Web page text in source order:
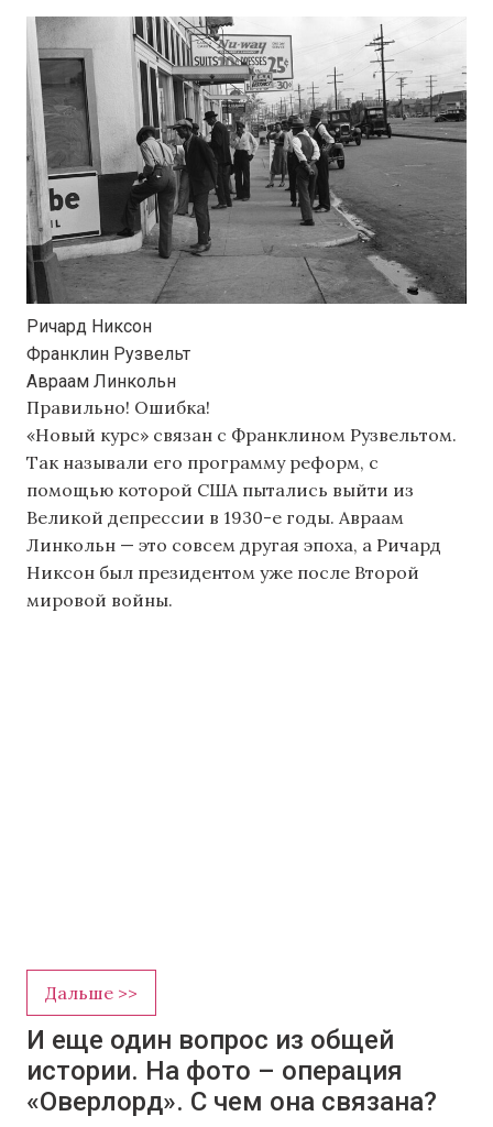
Ричард Никсон
Франклин Рузвельт
Авраам Линкольн
Правильно! Ошибка!
«Новый курс» связан с Франклином Рузвельтом.
Так называли его программу реформ, с
помощью которой США пытались выйти из
Великой депрессии в 1930-е годы. Авраам
Линкольн — это совсем другая эпоха, а Ричард
Никсон был президентом уже после Второй
мировой войны.
Дальше >>
И еще один вопрос из общей
истории. На фото – операция
«Оверлорд». С чем она связана?